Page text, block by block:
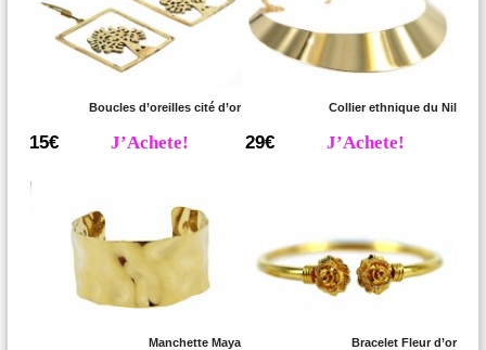
Boucles d’oreilles cité d’or
15€ J’Achete!
Collier ethnique du Nil
29€ J’Achete!
Manchette Maya Bracelet Fleur d’or